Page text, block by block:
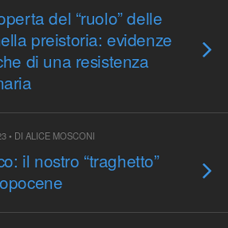
del “ruolo” delle
preistoria: evidenze
di una resistenza
• DI ALICE MOSCONI
il nostro “traghetto”